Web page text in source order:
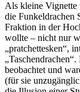
Als kleine Vignette
die Funkeldrachen
Fraktion in der
wollte – nicht nur
„pratchettesken“,
beobachtet und
(für sie